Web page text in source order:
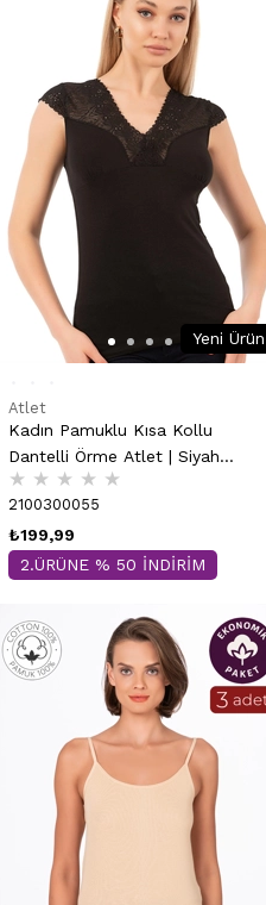
Atlet
Kadın Pamuklu Kısa Kollu
Dantelli Örme Atlet | Siyah
24205
★ ★ ★ ★ ★
2100300055
₺199,99
Yeni Ürün
2.ÜRÜNE % 50 İNDİRİM